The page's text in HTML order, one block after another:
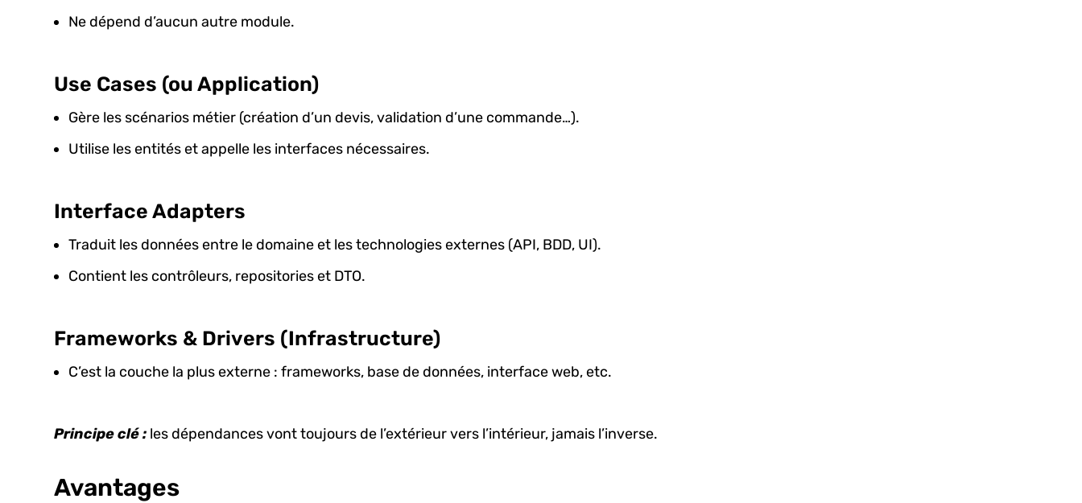
Ne dépend d’aucun autre module.
Use Cases (ou Application)
Gère les scénarios métier (création d’un devis, validation d’une commande…).
Utilise les entités et appelle les interfaces nécessaires.
Interface Adapters
Traduit les données entre le domaine et les technologies externes (API, BDD, UI).
Contient les contrôleurs, repositories et DTO.
Frameworks & Drivers (Infrastructure)
C’est la couche la plus externe : frameworks, base de données, interface web, etc.
Principe clé : les dépendances vont toujours de l’extérieur vers l’intérieur, jamais l’inverse.
Avantages